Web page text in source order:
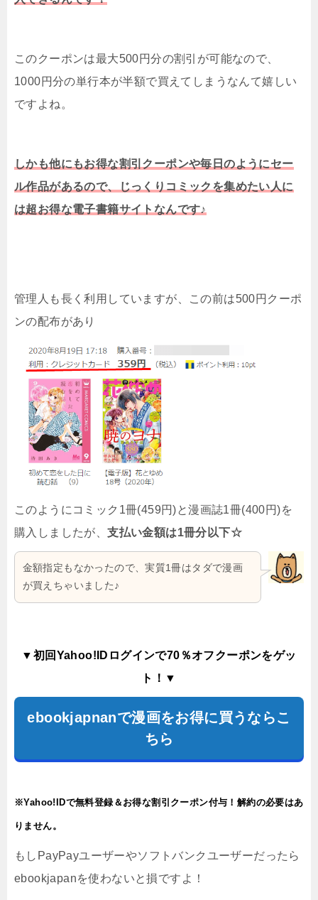
このクーポンは最大500円分の割引が可能なので、
1000円分の単行本が半額で買えてしまうなんて嬉しい
ですよね。
しかも他にもお得な割引クーポンや毎日のようにセー
ル作品があるので、じっくりコミックを集めたい人に
は超お得な電子書籍サイトなんです♪
管理人も長く利用していますが、この前は500円クーポ
ンの配布があり
このようにコミック1冊(459円)と漫画誌1冊(400円)を
購入しましたが、支払い金額は1冊分以下☆
金額指定もなかったので、実質1冊はタダで漫画
が買えちゃいました♪
▼初回Yahoo!IDログインで70％オフクーポンをゲッ
ト！▼
ebookjapnanで漫画をお得に買うならこ
ちら
※Yahoo!IDで無料登録＆お得な割引クーポン付与！解約の必要はあ
りません。
もしPayPayユーザーやソフトバンクユーザーだったら
ebookjapanを使わないと損ですよ！